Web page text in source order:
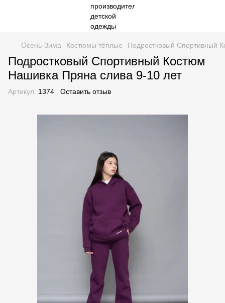
Осень-Зима Костюмы тёплые Подростковый Спортивный
Подростковый Спортивный Костюм
Нашивка Пряна слива 9-10 лет
Артикул: 1374 Оставить отзыв